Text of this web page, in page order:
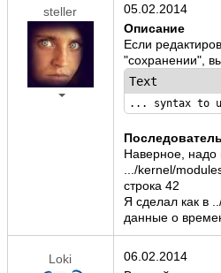
steller
05.02.2014
Описание
Если
"сохранении",
Text
... syntax to
Наверное, надо
.../kernel/
строка 42
Я сделал как в
данные о
Loki
06.02.2014